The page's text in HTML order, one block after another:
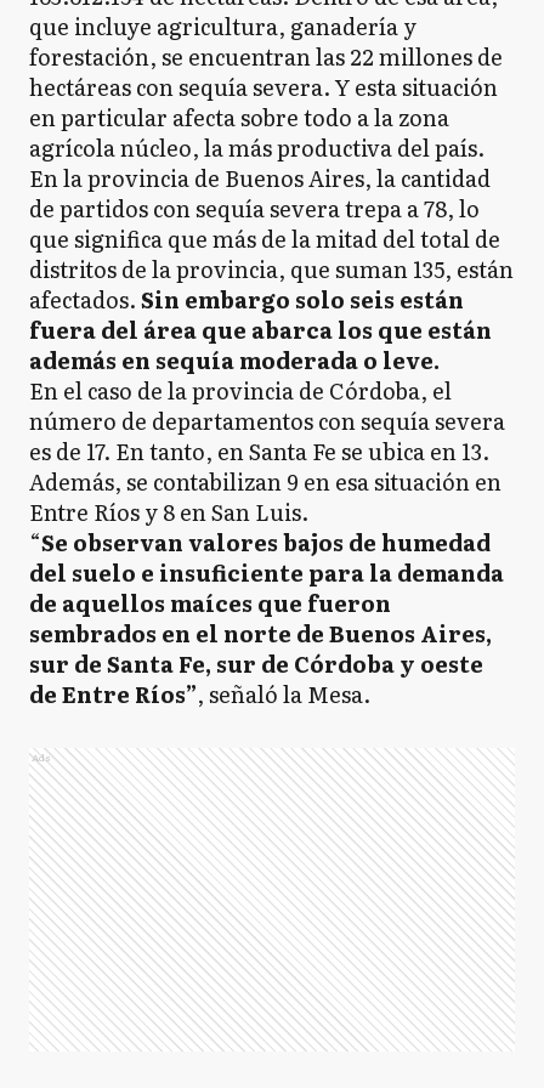
que incluye agricultura, ganadería y
forestación, se encuentran las 22 millones de
hectáreas con sequía severa. Y esta situación
en particular afecta sobre todo a la zona
agrícola núcleo, la más productiva del país.
En la provincia de Buenos Aires, la cantidad
de partidos con sequía severa trepa a 78, lo
que significa que más de la mitad del total de
distritos de la provincia, que suman 135, están
afectados.Sin embargo solo seis están
fuera del área que abarca los que están
además en sequía moderada o leve.
En el caso de la provincia de Córdoba, el
número de departamentos con sequía severa
es de 17. En tanto, en Santa Fe se ubica en 13.
Además, se contabilizan 9 en esa situación en
Entre Ríos y 8 en San Luis.
“Se observan valores bajos de humedad
del suelo e insuficiente para la demanda
de aquellos maíces que fueron
sembrados en el norte de Buenos Aires,
sur de Santa Fe, sur de Córdoba y oeste
de Entre Ríos”, señaló la Mesa.
Ads